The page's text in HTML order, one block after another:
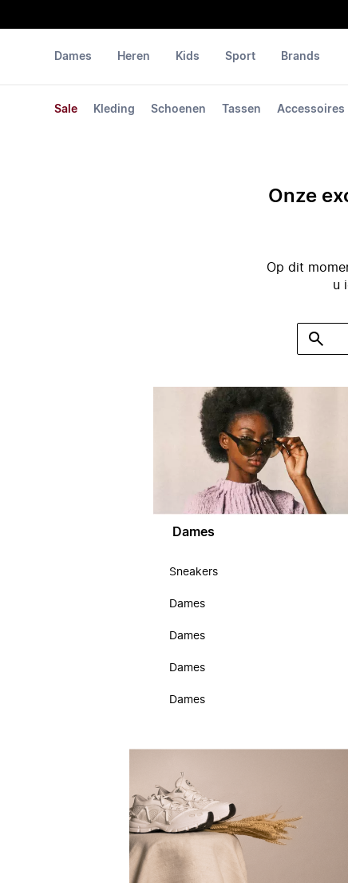
Dames
Sale Kleding Schoenen Tassen Accessoires
Heren Kids Sport Brands
Onze
Op dit
u
Dames
Sneakers
Dames
Dames
Dames
Dames